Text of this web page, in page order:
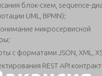
блок-схем, sequence-
UML, BPMN);
микросервисной
с форматами JSON, XML,
REST API